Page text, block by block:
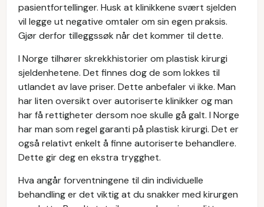
pasientfortellinger. Husk at klinikkene svært sjelden
vil legge ut negative omtaler om sin egen praksis.
Gjør derfor tilleggssøk når det kommer til dette.
I Norge tilhører skrekkhistorier om plastisk kirurgi
sjeldenhetene. Det finnes dog de som lokkes til
utlandet av lave priser. Dette anbefaler vi ikke. Man
har liten oversikt over autoriserte klinikker og man
har få rettigheter dersom noe skulle gå galt. I Norge
har man som regel garanti på plastisk kirurgi. Det er
også relativt enkelt å finne autoriserte behandlere.
Dette gir deg en ekstra trygghet.
Hva angår forventningene til din individuelle
behandling er det viktig at du snakker med kirurgen